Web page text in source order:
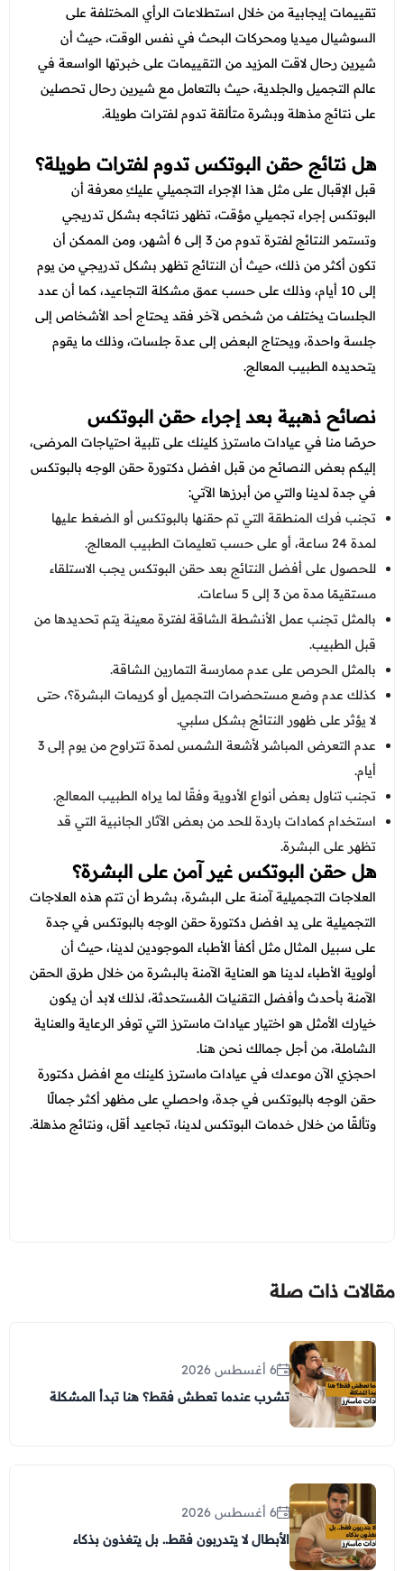
تقييمات إيجابية من خلال استطلاعات الرأي المختلفة على
السوشيال ميديا ومحركات البحث في نفس الوقت، حيث أن
شيرين رحال لاقت المزيد من التقييمات على خبرتها الواسعة في
عالم التجميل والجلدية، حيث بالتعامل مع شيرين رحال تحصلين
على نتائج مذهلة وبشرة متألقة تدوم لفترات طويلة.
هل نتائج حقن البوتكس تدوم لفترات طويلة؟
قبل الإقبال على مثل هذا الإجراء التجميلي عليكِ معرفة أن
البوتكس إجراء تجميلي مؤقت، تظهر نتائجه بشكل تدريجي
وتستمر النتائج لفترة تدوم من 3 إلى 6 أشهر، ومن الممكن أن
تكون أكثر من ذلك، حيث أن النتائج تظهر بشكل تدريجي من يوم
إلى 10 أيام، وذلك على حسب عمق مشكلة التجاعيد، كما أن عدد
الجلسات يختلف من شخص لآخر فقد يحتاج أحد الأشخاص إلى
جلسة واحدة، ويحتاج البعض إلى عدة جلسات، وذلك ما يقوم
يتحديده الطبيب المعالج.
نصائح ذهبية بعد إجراء حقن البوتكس
حرصًا منا في عيادات ماسترز كلينك على تلبية احتياجات المرضى،
إليكم بعض النصائح من قبل افضل دكتورة حقن الوجه بالبوتكس
في جدة لدينا والتي من أبرزها الآتي:
تجنب فرك المنطقة التي تم حقنها بالبوتكس أو الضغط عليها
لمدة 24 ساعة، أو على حسب تعليمات الطبيب المعالج.
للحصول على أفضل النتائج بعد حقن البوتكس يجب الاستلقاء
مستقيمًا مدة من 3 إلى 5 ساعات.
بالمثل تجنب عمل الأنشطة الشاقة لفترة معينة يتم تحديدها من
قبل الطبيب.
بالمثل الحرص على عدم ممارسة التمارين الشاقة.
كذلك عدم وضع مستحضرات التجميل أو كريمات البشرة؟، حتى
لا يؤثر على ظهور النتائج بشكل سلبي.
عدم التعرض المباشر لأشعة الشمس لمدة تتراوح من يوم إلى 3
أيام.
تجنب تناول بعض أنواع الأدوية وفقًا لما يراه الطبيب المعالج.
استخدام كمادات باردة للحد من بعض الآثار الجانبية التي قد
تظهر على البشرة.
هل حقن البوتكس غير آمن على البشرة؟
العلاجات التجميلية آمنة على البشرة، بشرط أن تتم هذه العلاجات
التجميلية على يد افضل دكتورة حقن الوجه بالبوتكس في جدة
على سبيل المثال مثل أكفأ الأطباء الموجودين لدينا، حيث أن
أولوية الأطباء لدينا هو العناية الآمنة بالبشرة من خلال طرق الحقن
الآمنة بأحدث وأفضل التقنيات المُستحدثة، لذلك لابد أن يكون
خيارك الأمثل هو اختيار عيادات ماسترز التي توفر الرعاية والعناية
الشاملة، من أجل جمالك نحن هنا.
احجزي الآن موعدك في عيادات ماسترز كلينك مع افضل دكتورة
حقن الوجه بالبوتكس في جدة، واحصلي على مظهر أكثر جمالًا
وتألقًا من خلال خدمات البوتكس لدينا، تجاعيد أقل، ونتائج مذهلة.
مقالات ذات صلة
6 أغسطس 2026
تشرب عندما تعطش فقط؟ هنا تبدأ المشكلة
6 أغسطس 2026
الأبطال لا يتدربون فقط.. بل يتغذون بذكاء